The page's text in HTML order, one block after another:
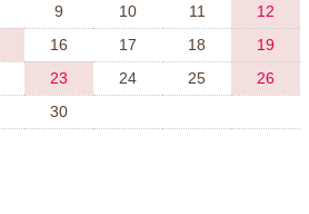
9 10 11
12
16 17 18
19
23 24 25
26
30